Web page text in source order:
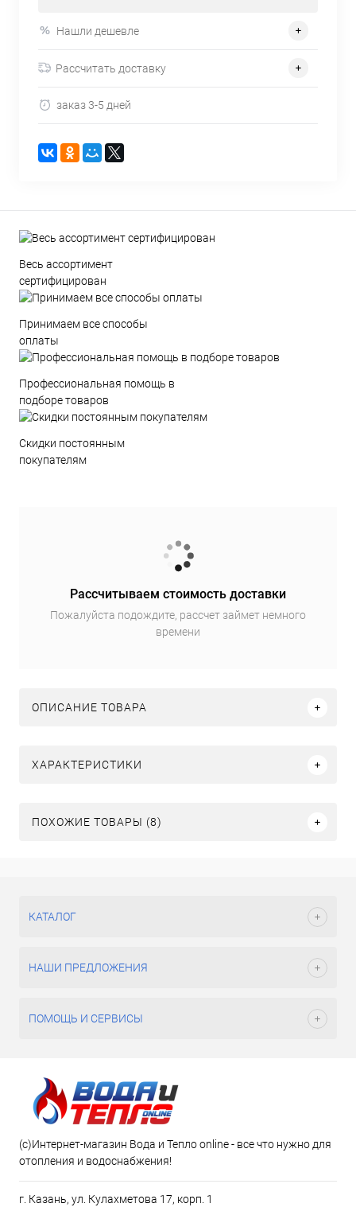
Нашли дешевле
Рассчитать доставку
заказ 3-5 дней
Весь ассортимент
сертифицирован
Принимаем все способы
оплаты
Профессиональная помощь в
подборе товаров
Скидки постоянным
покупателям
Рассчитываем стоимость доставки
Пожалуйста подождите, рассчет займет немного
времени
ОПИСАНИЕ ТОВАРА
ХАРАКТЕРИСТИКИ
ПОХОЖИЕ ТОВАРЫ (8)
КАТАЛОГ
НАШИ ПРЕДЛОЖЕНИЯ
ПОМОЩЬ И СЕРВИСЫ
(c)Интернет-магазин Вода и Тепло online - все что нужно для
отопления и водоснабжения!
г. Казань, ул. Кулахметова 17, корп. 1